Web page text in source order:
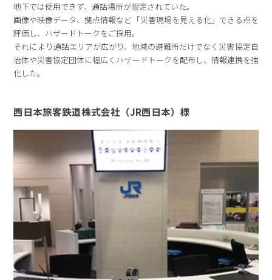
地下では使用できず、通話場所が限定されていた。
画像や映像データ、拠点情報など「災害現場を見える化」できる点を
評価し、ハザードトークをご採用。
それにより通話エリアが広がり、地域の避難所だけでなく災害協定自
治体や災害協定団体に幅広くハザードトークを配布し、情報連携を強
化した。
西日本旅客鉄道株式会社（JR西日本）様